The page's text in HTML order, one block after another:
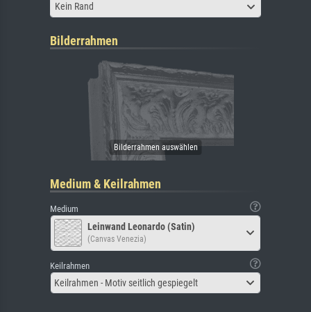
Kein Rand
Bilderrahmen
Medium & Keilrahmen
Medium
Leinwand Leonardo (Satin)
(Canvas Venezia)
Keilrahmen
Keilrahmen - Motiv seitlich gespiegelt